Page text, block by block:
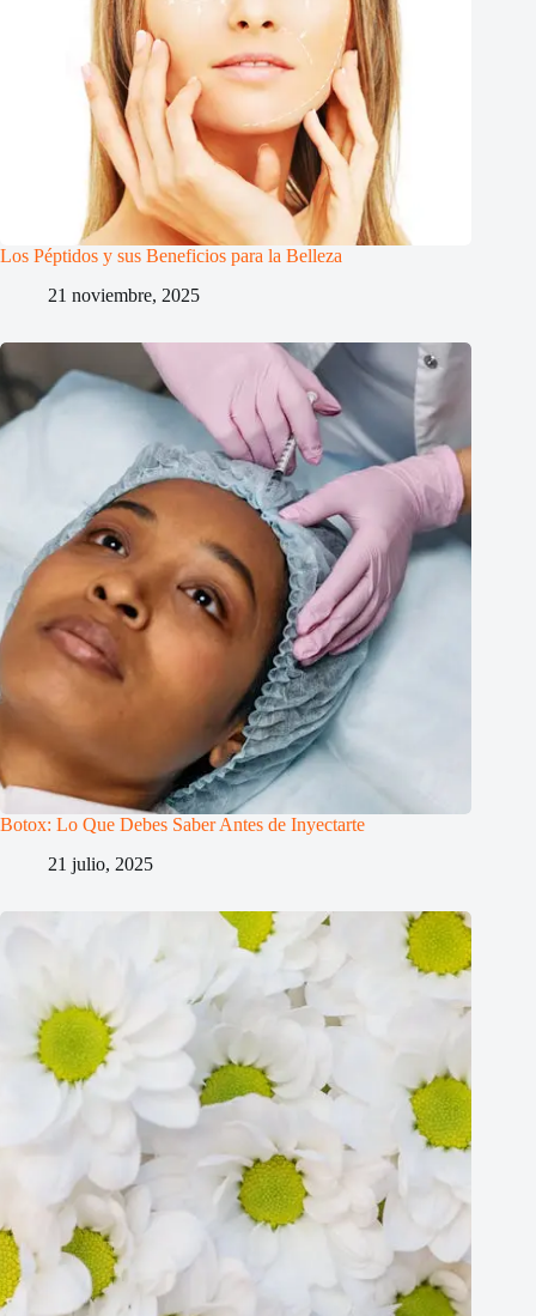
Los Péptidos y sus Beneficios para la Belleza
21 noviembre, 2025
Botox: Lo Que Debes Saber Antes de Inyectarte
21 julio, 2025